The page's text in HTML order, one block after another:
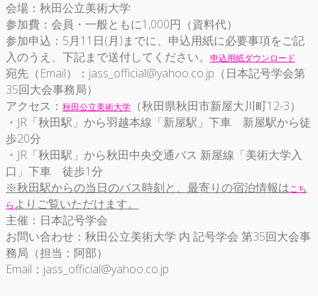
会場：秋田公立美術大学
参加費：会員・一般ともに1,000円（資料代）
参加申込：5月11日(月)までに、申込用紙に必要事項をご記
入のうえ、下記まで送付してください。
申込用紙ダウンロード
宛先（Email）：jass_official@yahoo.co.jp（日本記号学会第
35回大会事務局）
アクセス： 秋田公立美術大学
（秋田県秋田市新屋大川町12-3）
・JR「秋田駅」から羽越本線「新屋駅」下車 新屋駅から徒
歩20分
・JR「秋田駅」から秋田中央交通バス 新屋線「美術大学入
口」下車 徒歩1分
※秋田駅からの当日のバス時刻と、最寄りの宿泊情報は こち
ら よりご覧いただけます。
主催：日本記号学会
お問い合わせ：秋田公立美術大学 内 記号学会 第35回大会事
務局（担当：阿部）
Email：jass_official@yahoo.co.jp